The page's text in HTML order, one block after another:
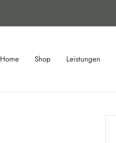
springen
Home Shop Leistungen